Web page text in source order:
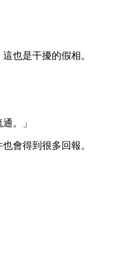
也是干擾的假相。
。」
會得到很多回報。